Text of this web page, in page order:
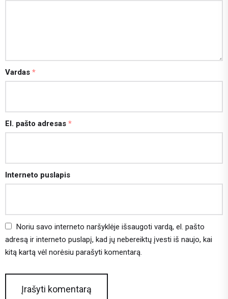
Vardas *
El. pašto adresas *
Interneto puslapis
Noriu savo interneto naršyklėje išsaugoti vardą, el. pašto
adresą ir interneto puslapį, kad jų nebereiktų įvesti iš naujo, kai
kitą kartą vėl norėsiu parašyti komentarą.